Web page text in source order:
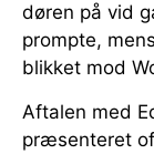
døren på vid
prompte,
blikket mod
Aftalen med
præsenteret